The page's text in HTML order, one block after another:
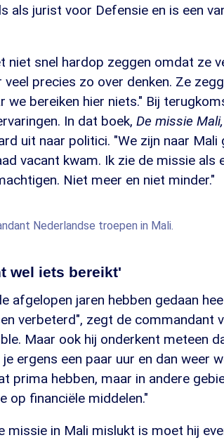
als jurist voor Defensie en is een
niet snel hardop zeggen omdat ze
veel precies zo over denken. Ze
we bereiken hier niets." Bij
In dat boek, De missie
uit naar politici. "We zijn naar
vacant kwam. Ik zie de missie
Niet meer en niet minder."
Nederlandse troepen in Mali.
wel iets bereikt'
afgelopen jaren hebben gedaan
verbeterd", zegt de commandant
Maar ook hij onderkent meteen
ergens een paar uur en dan weer
prima hebben, maar in andere
op financiële middelen."
missie in Mali mislukt is moet hij